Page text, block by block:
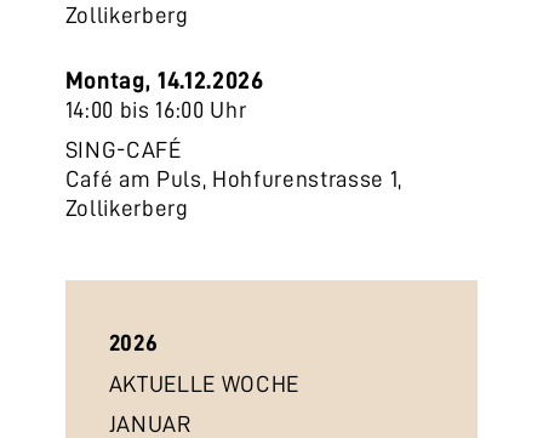
Zollikerberg
Montag, 14.12.2026
14:00 bis 16:00 Uhr
SING-CAFÉ
Café am Puls, Hohfurenstrasse 1,
Zollikerberg
2026
AKTUELLE WOCHE
JANUAR